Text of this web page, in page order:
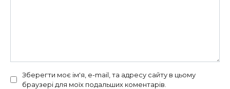
Зберегти моє ім'я, e-mail, та адресу сайту в цьому
браузері для моїх подальших коментарів.